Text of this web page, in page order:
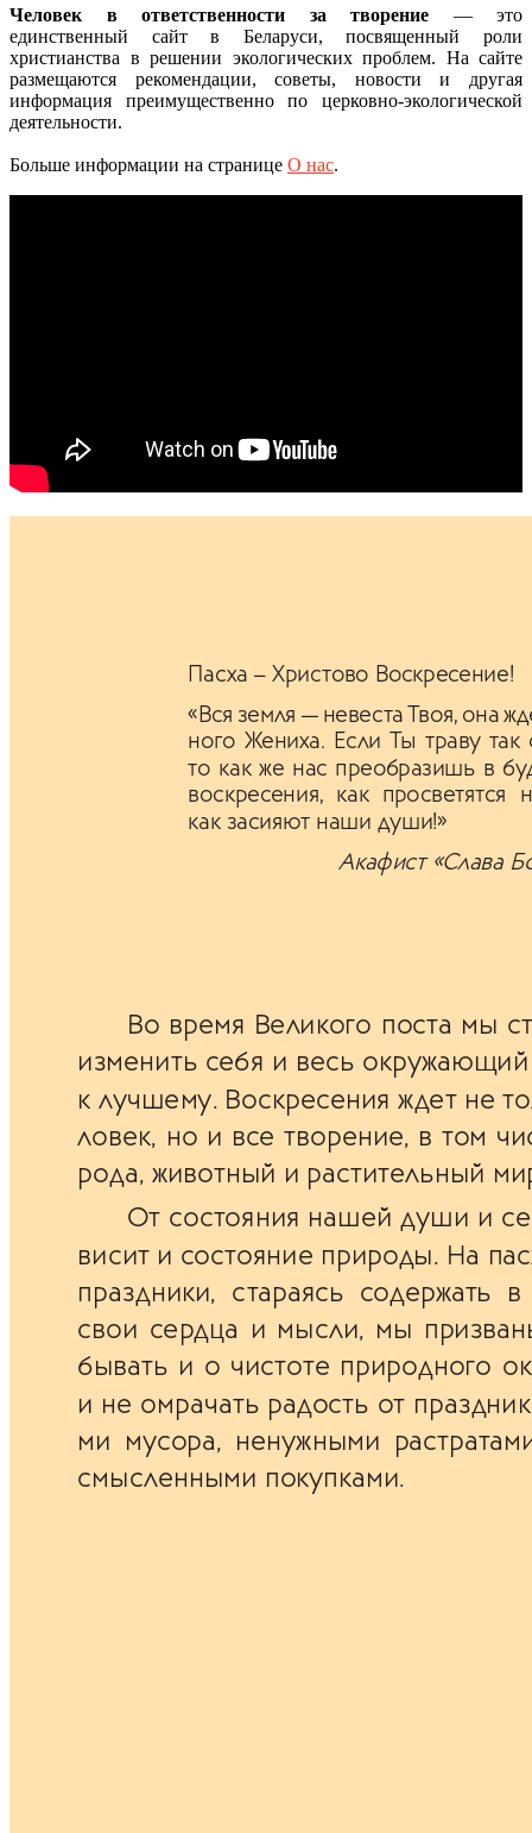
Человек в ответственности за творение — это
единственный сайт в Беларуси, посвященный роли
христианства в решении экологических проблем. На сайте
размещаются рекомендации, советы, новости и другая
информация преимущественно по церковно-экологической
деятельности.
Больше информации на странице О нас.